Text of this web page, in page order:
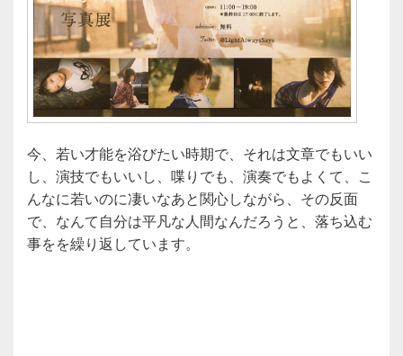
今、若い才能を浴びたい時期で、それは文章でもいい
し、演技でもいいし、喋りでも、演奏でもよくて、こ
んなに若いのに凄いなあと関心しながら、その反面
で、なんて自分は平凡な人間なんだろうと、落ち込む
事をを繰り返しています。